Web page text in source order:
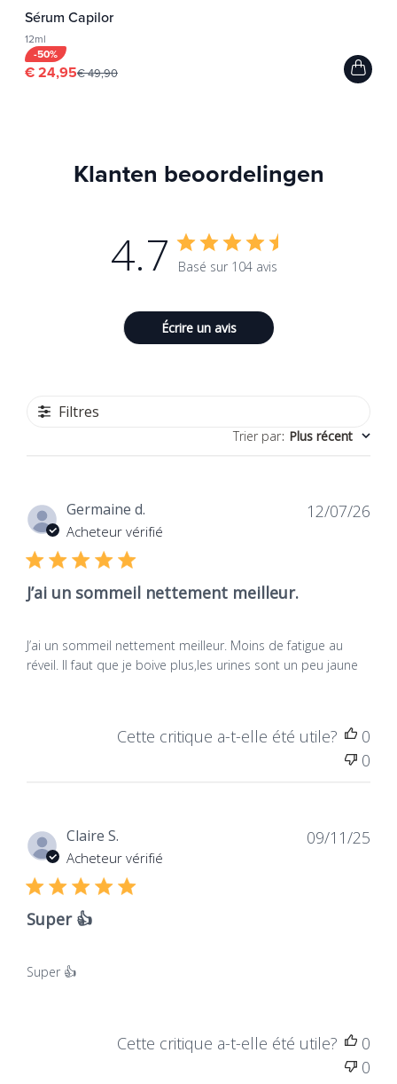
Sérum Capilor
12ml
-50%
€ 24,95€ 49,90
Klanten beoordelingen
4.7 Basé sur 104 avis
Écrire un avis
Filtres
Trier par: Plus récent
Germaine d.
Acheteur vérifié
J’ai un sommeil nettement meilleur.
J’ai un sommeil nettement meilleur. Moins de fatigue au
réveil. Il faut que je boive plus,les urines sont un peu jaune
12/07/26
Cette critique a-t-elle été utile?
0
0
Claire S.
Acheteur vérifié
Super 👍
Super 👍
09/11/25
Cette critique a-t-elle été utile?
0
0